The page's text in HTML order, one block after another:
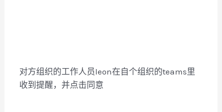
对方组织的工作人员leon在自个组织的teams里
收到提醒，并点击同意